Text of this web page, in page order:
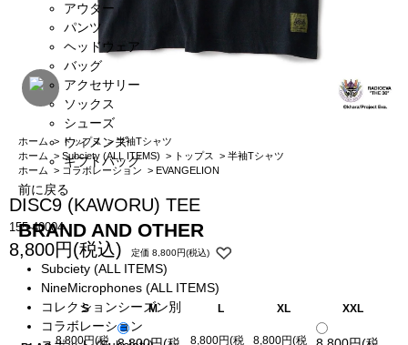
アウター
パンツ
ヘッドウェア
バッグ
アクセサリー
ソックス
シューズ
ウィメンズ
ギフトバッグ
前に戻る
BRAND AND OTHER
Subciety (ALL ITEMS)
NineMicrophones (ALL ITEMS)
コレクションシーズン別
コラボレーション
ホーム > トップス >半袖Tシャツ
ホーム > Subciety (ALL ITEMS) > トップス > 半袖Tシャツ
ホーム > コラボレーション > EVANGELION
DISC9 (KAWORU) TEE
155-40004
8,800円(税込) 定価 8,800円(税込)
S M L XL XXL
8,800円(税
8,800円(税
8,800円(税